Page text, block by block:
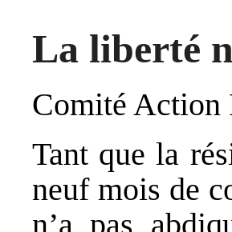
La liberté
Comité Action
Tant que la
neuf mois de
n’a pas